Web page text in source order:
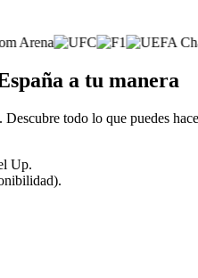
a tu manera
todo lo que puedes
Up.